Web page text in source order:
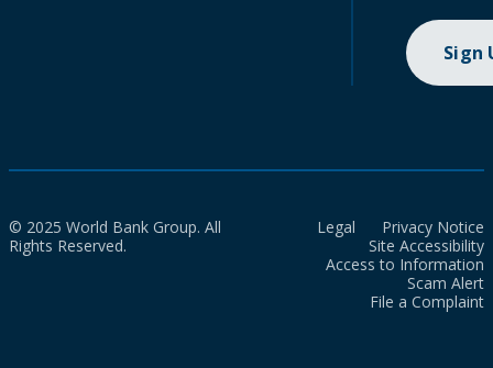
Sign
© 2025 World Bank Group. All
Rights Reserved.
Legal
Privacy Notice
Site Accessibility
Access to Information
Scam Alert
File a Complaint